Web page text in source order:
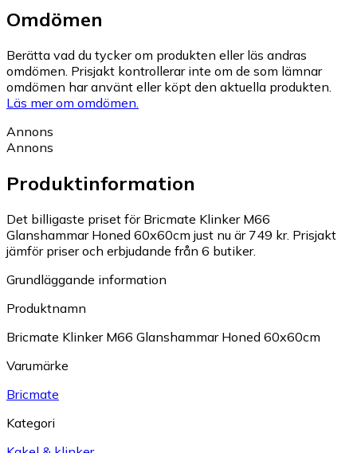
Omdömen
Berätta vad du tycker om produkten eller läs andras
omdömen. Prisjakt kontrollerar inte om de som lämnar
omdömen har använt eller köpt den aktuella produkten.
Läs mer om omdömen.
Annons
Annons
Produktinformation
Det billigaste priset för Bricmate Klinker M66
Glanshammar Honed 60x60cm just nu är 749 kr. Prisjakt
jämför priser och erbjudande från 6 butiker.
Grundläggande information
Produktnamn
Bricmate Klinker M66 Glanshammar Honed 60x60cm
Varumärke
Bricmate
Kategori